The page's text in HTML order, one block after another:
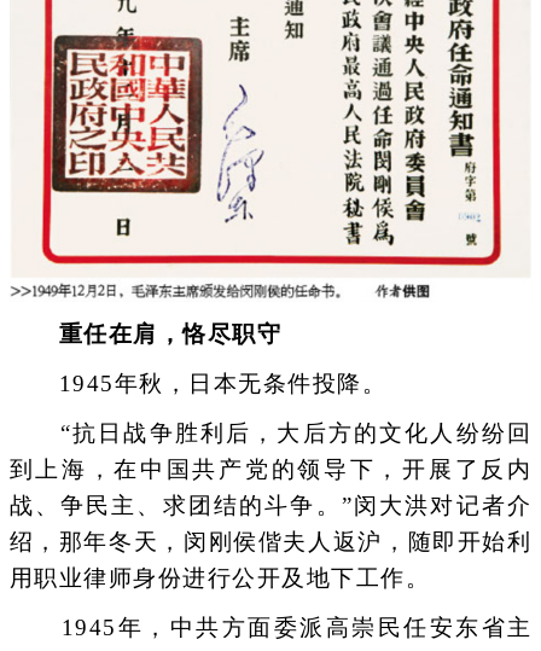
重任在肩，恪尽职守
1945年秋，日本无条件投降。
“抗日战争胜利后，大后方的文化人纷纷回
到上海，在中国共产党的领导下，开展了反内
战、争民主、求团结的斗争。”闵大洪对记者介
绍，那年冬天，闵刚侯偕夫人返沪，随即开始利
用职业律师身份进行公开及地下工作。
1945年，中共方面委派高崇民任安东省主